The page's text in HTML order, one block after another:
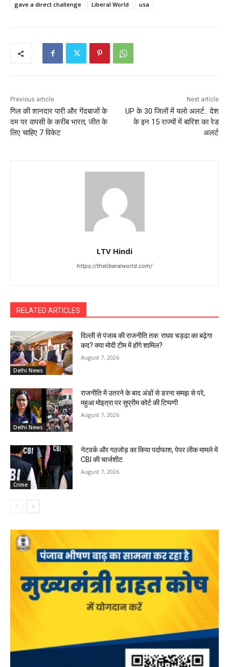
gave a direct challenge
Liberal World usa
Previous article
गिल की शानदार पारी और गेंदबाजों के
दम पर वापसी के करीब भारत, जीत के
लिए चाहिए 7 विकेट
Next article
UP के 30 जिलों में यलो अलर्ट.. देश
के इन 15 राज्यों में बारिश का रेड
अलर्ट
LTV Hindi
https://theliberalworld.com/
RELATED ARTICLES
Delhi News
दिल्ली से पंजाब की राजनीति तक: राघव चड्ढा का बढ़ेगा
कद? क्या मोदी टीम में होंगे शामिल?
August 7, 2026
Delhi News
राजनीति में उतरने के बाद अंडों से डरना समझ से परे,
महुआ मोइत्रा पर सुप्रीम कोर्ट की टिप्पणी
August 7, 2026
Crime
नेटवर्क और गठजोड़ का किया पर्दाफाश, पेपर लीक मामले में
CBI की चार्जशीट
August 7, 2026